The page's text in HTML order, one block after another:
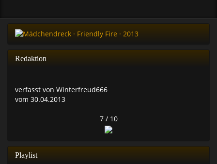
Redaktion
verfasst von Winterfreud666
vom 30.04.2013
7 / 10
Playlist